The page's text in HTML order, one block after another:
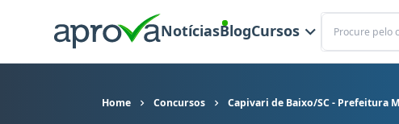
NotíciasBlogCursos
Buscar
Home Concursos Capivari de Baixo/SC - Prefeitura